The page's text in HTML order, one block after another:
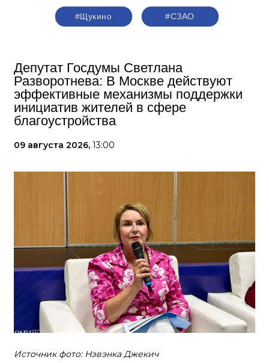
#Щукино #СЗАО
Депутат Госдумы Светлана
Разворотнева: В Москве действуют
эффективные механизмы поддержки
инициатив жителей в сфере
благоустройства
09 августа 2026, 13:00
Источник фото: Нэвэнка Джекич